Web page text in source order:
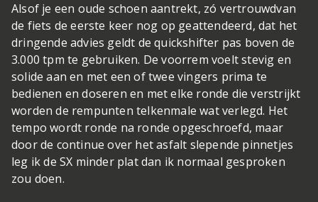
Alsof je een oude schoen aantrekt, zó vertrouwdvan
de fiets de eerste keer nog op geattendeerd, dat het
dringende advies geldt de quickshifter pas boven de
3.000 tpm te gebruiken. De voorrem voelt stevig en
solide aan en met een of twee vingers prima te
bedienen en doseren en met elke ronde die verstrijkt
worden de rempunten telkenmale wat verlegd. Het
tempo wordt ronde na ronde opgeschroefd, maar
door de continue over het asfalt slepende pinnetjes
leg ik de SX minder plat dan ik normaal gesproken
zou doen.